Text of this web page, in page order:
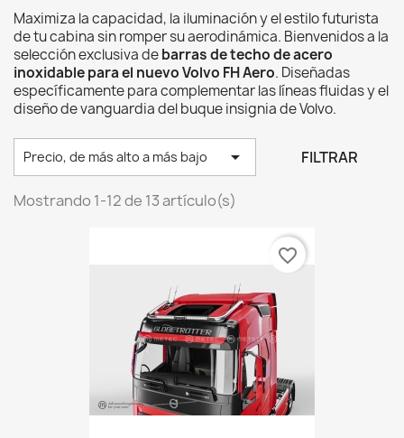
Maximiza la capacidad, la iluminación y el estilo futurista
de tu cabina sin romper su aerodinámica. Bienvenidos a la
selección exclusiva debarras de techo de acero
inoxidable para el nuevo Volvo FH Aero. Diseñadas
específicamente para complementar las líneas fluidas y el
diseño de vanguardia del buque insignia de Volvo.
Precio, de más alto a más bajo  FILTRAR
Mostrando 1-12 de 13 artículo(s)
favorite_border